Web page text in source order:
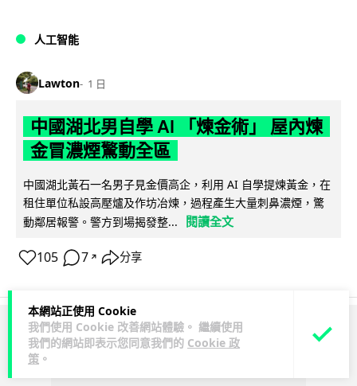
本網站正使用 Cookie
我們使用 Cookie 改善網站體驗。 繼續使用
我們的網站即表示您同意我們的 Cookie 政
策 。
人工智能
Lawton 1 日
中國湖北男自學 AI 「煉金術」 屋內煉
金冒濃煙驚動全區
中國湖北黃石一名男子見金價高企，利用 AI 自學提煉黃金，在
租住單位私設高壓爐及作坊冶煉，過程產生大量刺鼻濃煙，驚
動鄰居報警。警方到場揭發整...
閱讀全文
105 7 ↗ 分享
ADVERTISEMENT